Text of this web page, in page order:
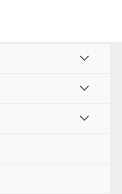
menú
menú